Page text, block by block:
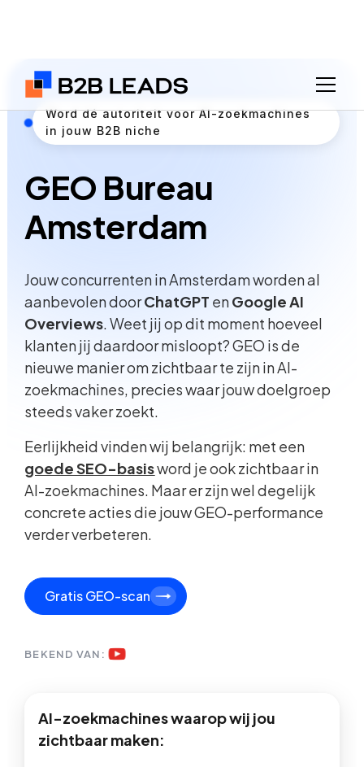
Word dé autoriteit voor AI-zoekmachines
in jouw B2B niche
GEO Bureau
Amsterdam
Jouw concurrenten in Amsterdam worden al
aanbevolen doorChatGPT enGoogle AI
Overviews. Weet jij op dit moment hoeveel
klanten jij daardoor misloopt? GEO is de
nieuwe manier om zichtbaar te zijn in AI-
zoekmachines, precies waar jouw doelgroep
steeds vaker zoekt.
Eerlijkheid vinden wij belangrijk: met een
goede SEO-basisword je ook zichtbaar in
AI-zoekmachines. Maar er zijn wel degelijk
concrete acties die jouw GEO-performance
verder verbeteren.
Gratis GEO-scan
BEKEND VAN:
AI-zoekmachines waarop wij jou
zichtbaar maken: